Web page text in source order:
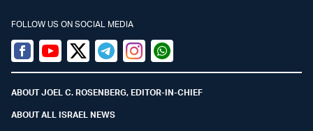
FOLLOW US ON SOCIAL MEDIA
Facebook
YoutubeTwitter (X)
TelegramInstagramWhatsapp
ABOUT JOEL C. ROSENBERG, EDITOR-IN-CHIEF
ABOUT ALL ISRAEL NEWS